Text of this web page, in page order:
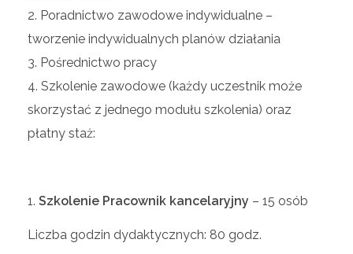
Poradnictwo zawodowe indywidualne –
tworzenie indywidualnych planów działania
Pośrednictwo pracy
Szkolenie zawodowe (każdy uczestnik może
skorzystać z jednego modułu szkolenia) oraz
płatny staż:
Szkolenie Pracownik kancelaryjny – 15 osób
Liczba godzin dydaktycznych: 80 godz.